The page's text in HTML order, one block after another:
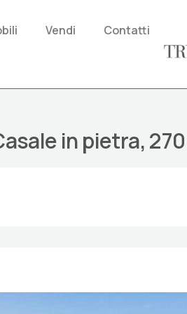
Vendi Contatti
in pietra,